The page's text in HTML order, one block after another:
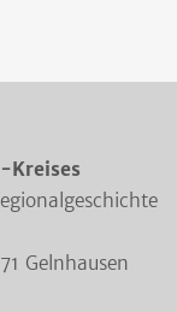
Kreises
Gelnhausen